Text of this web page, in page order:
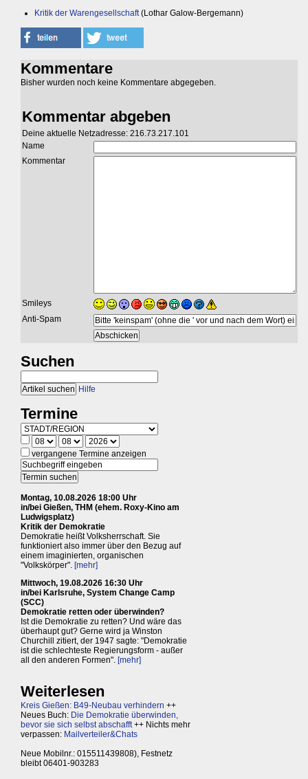
Kritik der Warengesellschaft(Lothar Galow-Bergemann)
Kommentare
Bisher wurden noch keine Kommentare abgegeben.
Kommentar abgeben
Deine aktuelle Netzadresse: 216.73.217.101
Name
Kommentar
Smileys
Anti-Spam
Suchen
Hilfe
Termine
vergangene Termine anzeigen
Montag, 10.08.2026 18:00 Uhr
in/bei Gießen, THM (ehem. Roxy-Kino am
Ludwigsplatz)
Kritik der Demokratie
Demokratie heißt Volksherrschaft. Sie
funktioniert also immer über den Bezug auf
einem imaginierten, organischen
"Volkskörper". [mehr]
Mittwoch, 19.08.2026 16:30 Uhr
in/bei Karlsruhe, System Change Camp
(SCC)
Demokratie retten oder überwinden?
Ist die Demokratie zu retten? Und wäre das
überhaupt gut? Gerne wird ja Winston
Churchill zitiert, der 1947 sagte: "Demokratie
ist die schlechteste Regierungsform - außer
all den anderen Formen". [mehr]
Weiterlesen
Kreis Gießen: B49-Neubau verhindern ++
Neues Buch: Die Demokratie überwinden,
bevor sie sich selbst abschafft++ Nichts mehr
verpassen: Mailverteiler&Chats
Neue Mobilnr.: 015511439808), Festnetz
bleibt 06401-903283